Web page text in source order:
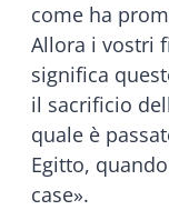
come ha
Allora i vostri
significa
il sacrificio
quale è
Egitto,
case».